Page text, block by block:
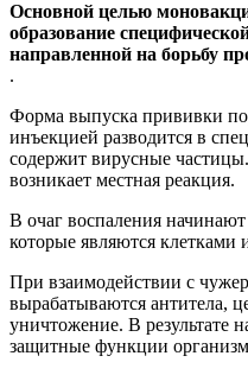
Основной целью
образование
направленной на борьбу
.
Форма выпуска прививки
инъекцией разводится в
содержит вирусные
возникает местная реакция.
В очаг воспаления
которые являются
При взаимодействии с
вырабатываются антитела,
уничтожение. В результате
защитные функции